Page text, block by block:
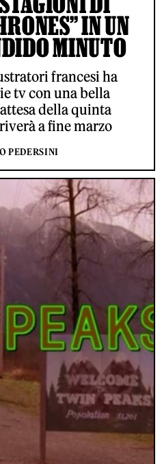
IN UN
MINUTO
francesi ha
tv con una bella
della quinta
a fine marzo
PEDERSINI